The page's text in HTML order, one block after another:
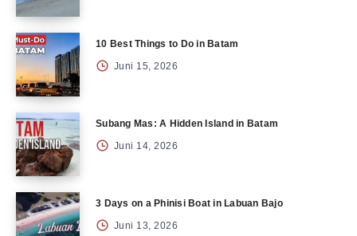
10 Best Things to Do in Batam
Juni 15, 2026
Subang Mas: A Hidden Island in Batam
Juni 14, 2026
3 Days on a Phinisi Boat in Labuan Bajo
Juni 13, 2026